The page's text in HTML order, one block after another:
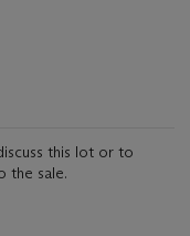
this lot or to
the sale.